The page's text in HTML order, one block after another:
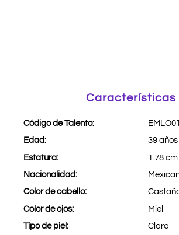
Características
Código de Talento:
Edad:
Estatura:
Nacionalidad:
Color de cabello:
Color de ojos:
Tipo de piel:
39 años
1.78 cm
Miel
Clara